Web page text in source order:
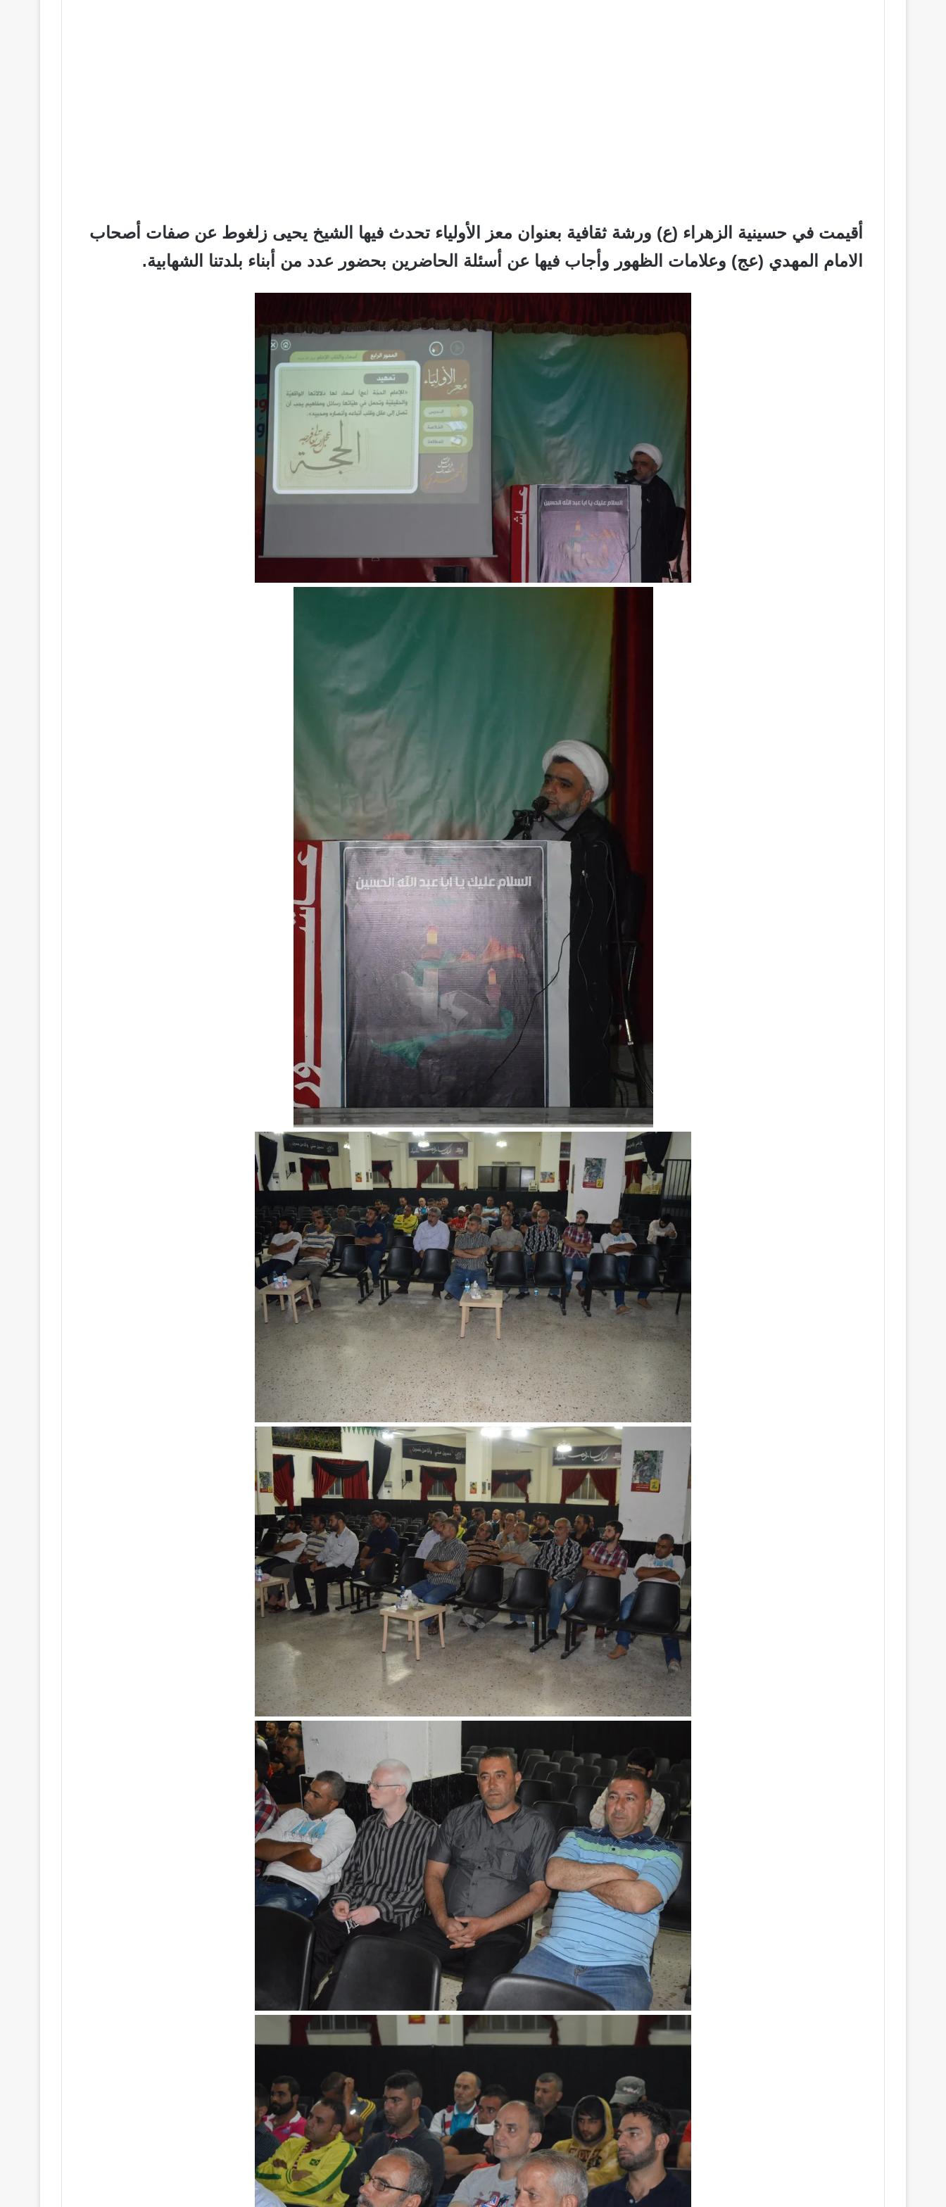
أقيمت في حسينية الزهراء (ع) ورشة ثقافية بعنوان معز الأولياء تحدث فيها الشيخ يحيى زلغوط عن صفات أصحاب
الامام المهدي (عج) وعلامات الظهور وأجاب فيها عن أسئلة الحاضرين بحضور عدد من أبناء بلدتنا الشهابية.